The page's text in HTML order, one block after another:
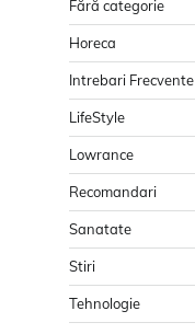
Fără categorie
Horeca
Intrebari Frecvente
LifeStyle
Lowrance
Recomandari
Sanatate
Stiri
Tehnologie